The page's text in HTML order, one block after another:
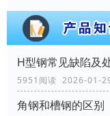
H型钢常见缺陷及
5951阅读 2026-01-
角钢和槽钢的区别